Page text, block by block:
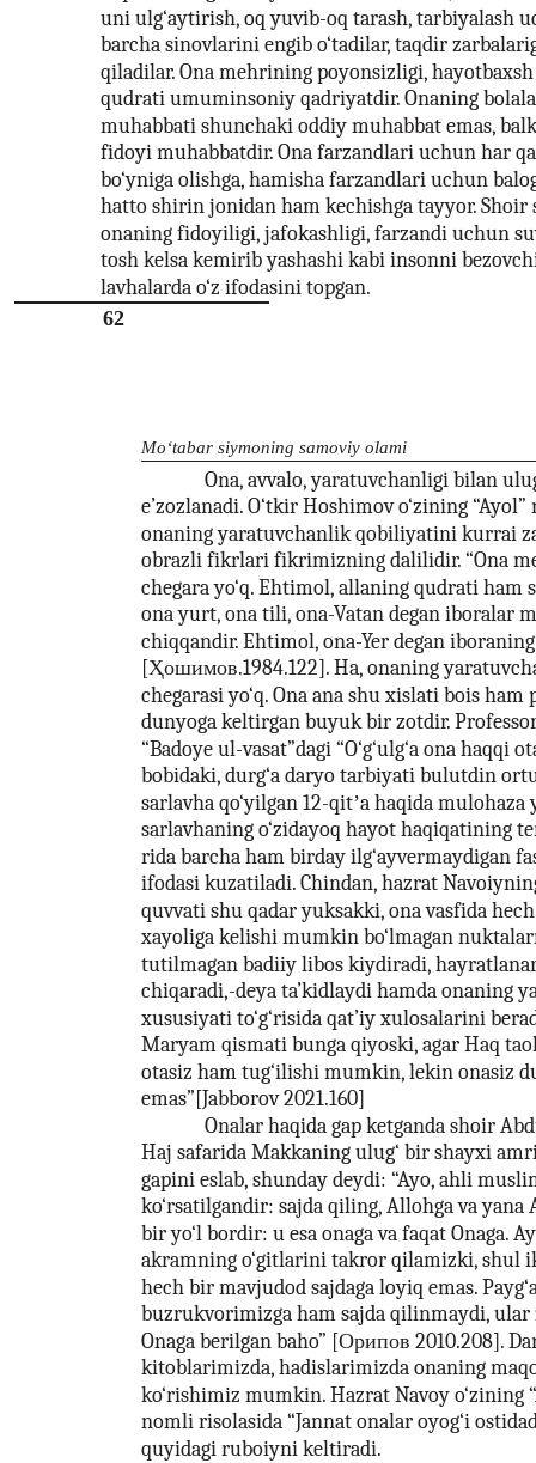
62
uni ulg‘aytirish, oq yuvib-oq tarash, tarbiyalash
barcha sinovlarini engib o‘tadilar, taqdir
qiladilar. Ona mehrining poyonsizligi,
qudrati umuminsoniy qadriyatdir. Onaning
muhabbati shunchaki oddiy muhabbat emas,
fidoyi muhabbatdir. Ona farzandlari uchun har
bo‘yniga olishga, hamisha farzandlari uchun
hatto shirin jonidan ham kechishga tayyor. Shoir
onaning fidoyiligi, jafokashligi, farzandi uchun
tosh kelsa kemirib yashashi kabi insonni
lavhalarda o‘z ifodasini topgan.
Mo‘tabar siymoning samoviy olami
Ona, avvalo, yaratuvchanligi bilan
e’zozlanadi. O‘tkir Hoshimov o‘zining
onaning yaratuvchanlik qobiliyatini kurrai
obrazli fikrlari fikrimizning dalilidir. “Ona
chegara yo‘q. Ehtimol, allaning qudrati ham
ona yurt, ona tili, ona-Vatan degan iboralar
chiqqandir. Ehtimol, ona-Yer degan
[Ҳошимов.1984.122]. Ha, onaning
chegarasi yo‘q. Ona ana shu xislati bois ham
dunyoga keltirgan buyuk bir zotdir.
“Badoye ul-vasat”dagi “O‘g‘ulg‘a ona haqqi
bobidaki, durg‘a daryo tarbiyati bulutdin
sarlavha qo‘yilgan 12-qitʼa haqida
sarlavhaning o‘zidayoq hayot haqiqatining
rida barcha ham birday ilg‘ayvermaydigan
ifodasi kuzatiladi. Chindan, hazrat
quvvati shu qadar yuksakki, ona vasfida
xayoliga kelishi mumkin bo‘lmagan
tutilmagan badiiy libos kiydiradi,
chiqaradi,-deya ta’kidlaydi hamda onaning
xususiyati to‘g‘risida qat’iy xulosalarini
Maryam qismati bunga qiyoski, agar Haq
otasiz ham tug‘ilishi mumkin, lekin onasiz
emas”[Jabborov 2021.160]
Onalar haqida gap ketganda shoir
Haj safarida Makkaning ulug‘ bir shayxi
gapini eslab, shunday deydi: “Ayo, ahli
ko‘rsatilgandir: sajda qiling, Allohga va yana
bir yo‘l bordir: u esa onaga va faqat Onaga.
akramning o‘gitlarini takror qilamizki, shul
hech bir mavjudod sajdaga loyiq emas.
buzrukvorimizga ham sajda qilinmaydi,
Onaga berilgan baho” [Орипов 2010.208].
kitoblarimizda, hadislarimizda onaning
ko‘rishimiz mumkin. Hazrat Navoy o‘zining
nomli risolasida “Jannat onalar oyog‘i
quyidagi ruboiyni keltiradi.